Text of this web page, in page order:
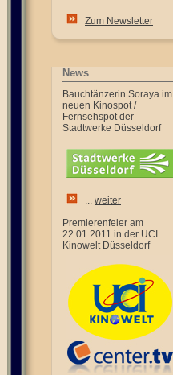
Zum Newsletter
News
Bauchtänzerin Soraya im
neuen Kinospot /
Fernsehspot der
Stadtwerke Düsseldorf
... weiter
Premierenfeier am
22.01.2011 in der UCI
Kinowelt Düsseldorf